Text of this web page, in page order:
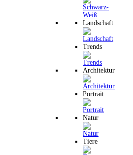
Landschaft
Trends
Architektur
Portrait
Natur
Tiere